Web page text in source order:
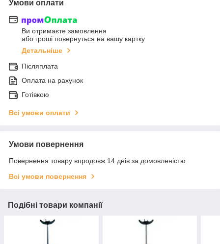
Умови оплати
Ви отримаєте замовлення
або гроші повернуться на вашу картку
Детальніше
Післяплата
Оплата на рахунок
Готівкою
Всі умови оплати
Умови повернення
Повернення товару впродовж 14 днів за домовленістю
Всі умови повернення
Подібні товари компанії